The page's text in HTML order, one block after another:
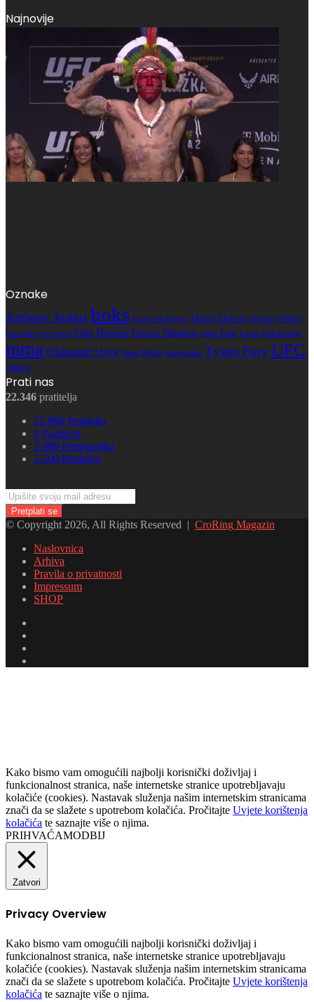
Najnovije
Oznake
Anthony Joshua boks Conor McGregor Daniel Dubois Deontay Wilder
Europsko prvenstvo Filip Hrgović Francis Ngannou Jake Paul karate kick boxing
mma Oleksandr Usyk Stipe Miočić taekwondo Tyson FuryUFC
video
Prati nas
22.346 pratitelja
15.866 Pratitelja
0 Pratitelja
3.980 Pretplatnika
2.500 Pratitelja
Upišite
svoju
mail
adresu
© Copyright 2026, All Rights Reserved | CroRing Magazin
Naslovnica
Arhiva
Pravila o privatnosti
Impressum
SHOP
Kako bismo vam omogućili najbolji korisnički doživljaj i
funkcionalnost stranica, naše internetske stranice upotrebljavaju
kolačiće (cookies). Nastavak služenja našim internetskim stranicama
znači da se slažete s upotrebom kolačića. Pročitajte Uvjete korištenja
kolačića te saznajte više o njima.
PRIHVAĆAMODBIJ
Zatvori
Privacy Overview
Kako bismo vam omogućili najbolji korisnički doživljaj i
funkcionalnost stranica, naše internetske stranice upotrebljavaju
kolačiće (cookies). Nastavak služenja našim internetskim stranicama
znači da se slažete s upotrebom kolačića. Pročitajte Uvjete korištenja
kolačića te saznajte više o njima.